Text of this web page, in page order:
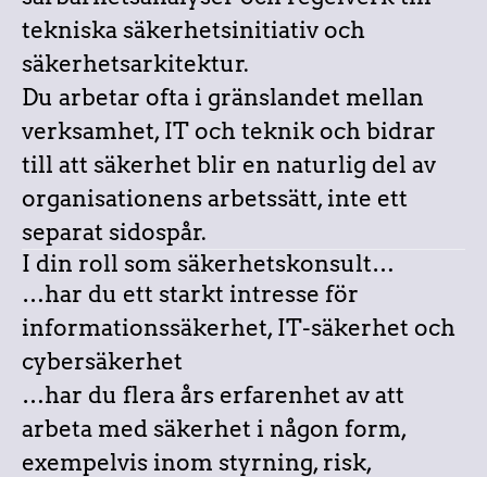
tekniska säkerhetsinitiativ och
säkerhetsarkitektur.
Du arbetar ofta i gränslandet mellan
verksamhet, IT och teknik och bidrar
till att säkerhet blir en naturlig del av
organisationens arbetssätt, inte ett
separat sidospår.
I din roll som säkerhetskonsult…
…har du ett starkt intresse för
informationssäkerhet, IT-säkerhet och
cybersäkerhet
…har du flera års erfarenhet av att
arbeta med säkerhet i någon form,
exempelvis inom styrning, risk,